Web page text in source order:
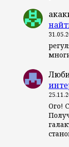
Ого!